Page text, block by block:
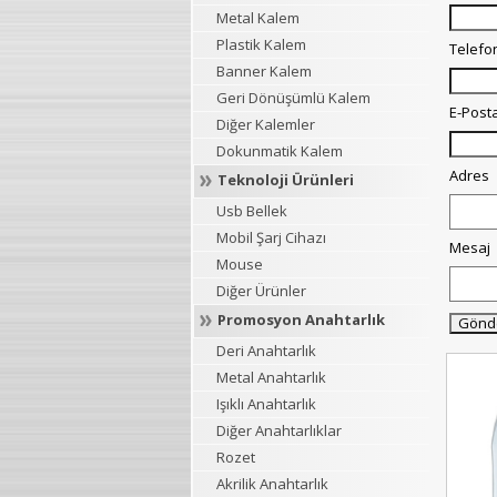
Metal Kalem
Plastik Kalem
Banner Kalem
Geri Dönüşümlü Kalem
Diğer Kalemler
Dokunmatik Kalem
Teknoloji Ürünleri
Usb Bellek
Mobil Şarj Cihazı
Mouse
Diğer Ürünler
Promosyon Anahtarlık
Deri Anahtarlık
Metal Anahtarlık
Işıklı Anahtarlık
Diğer Anahtarlıklar
Rozet
Akrilik Anahtarlık
E-
Adres
Mesaj